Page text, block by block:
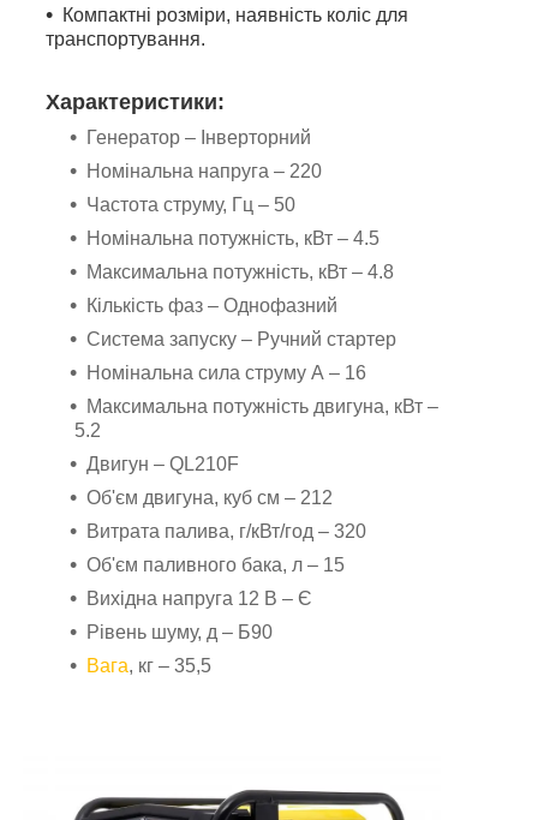
Компактні розміри, наявність коліс для
транспортування.
Характеристики:
Генератор – Інверторний
Номінальна напруга – 220
Частота струму, Гц – 50
Номінальна потужність, кВт – 4.5
Максимальна потужність, кВт – 4.8
Кількість фаз – Однофазний
Система запуску – Ручний стартер
Номінальна сила струму A – 16
Максимальна потужність двигуна, кВт –
5.2
Двигун – QL210F
Об'єм двигуна, куб см – 212
Витрата палива, г/кВт/год – 320
Об'єм паливного бака, л – 15
Вихідна напруга 12 В – Є
Рівень шуму, д – Б90
Вага, кг – 35,5